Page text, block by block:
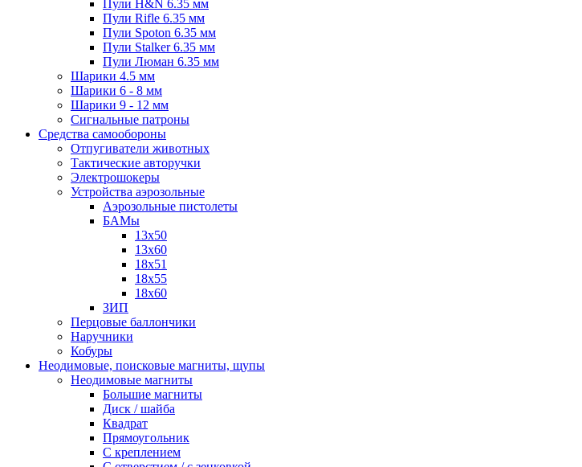
Пули H&N 6.35 мм
Пули Rifle 6.35 мм
Пули Spoton 6.35 мм
Пули Stalker 6.35 мм
Пули Люман 6.35 мм
Шарики 4.5 мм
Шарики 6 - 8 мм
Шарики 9 - 12 мм
Сигнальные патроны
Средства самообороны
Отпугиватели животных
Тактические авторучки
Электрошокеры
Устройства аэрозольные
Аэрозольные пистолеты
БАМы
13х50
13х60
18х51
18х55
18х60
ЗИП
Перцовые баллончики
Наручники
Кобуры
Неодимовые, поисковые магниты, щупы
Неодимовые магниты
Большие магниты
Диск / шайба
Квадрат
Прямоугольник
С креплением